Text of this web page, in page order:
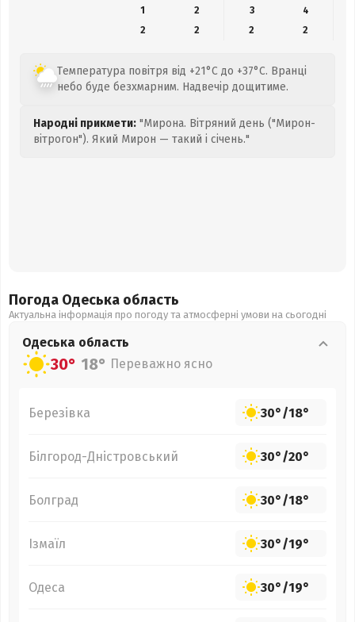
1
2 3
4
2
2 2 2
Температура повітря від +21°C до +37°C. Вранці
небо буде безхмарним. Надвечір дощитиме.
Народні прикмети: "Мирона. Вітряний день ("Мирон-
вітрогон"). Який Мирон — такий і січень."
Погода Одеська область
Актуальна інформація про погоду та атмосферні умови на сьогодні
Одеська область
30° 18° Переважно ясно
Березівка 30°/18°
Білгород-Дністровський 30°/20°
Болград 30°/18°
Ізмаїл 30°/19°
Одеса 30°/19°